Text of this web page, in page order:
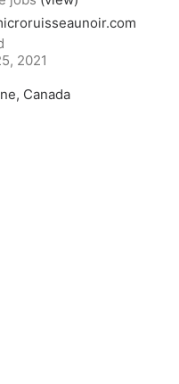
2021
Canada